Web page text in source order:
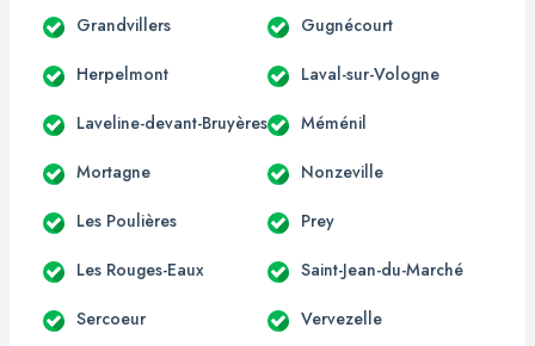
Grandvillers Gugnécourt
Herpelmont Laval-sur-Vologne
Laveline-devant-Bruyères Méménil
Mortagne Nonzeville
Les Poulières Prey
Les Rouges-Eaux Saint-Jean-du-Marché
Sercoeur Vervezelle